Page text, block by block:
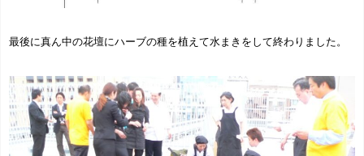
最後に真ん中の花壇にハーブの種を植えて水まきをして終わりました。